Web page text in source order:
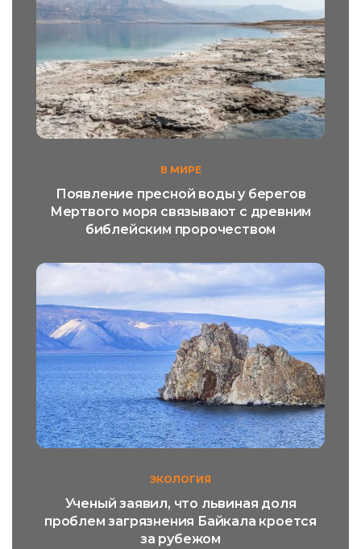
В МИРЕ
Появление пресной воды у берегов
Мертвого моря связывают с древним
библейским пророчеством
ЭКОЛОГИЯ
Ученый заявил, что львиная доля
проблем загрязнения Байкала кроется
за рубежом